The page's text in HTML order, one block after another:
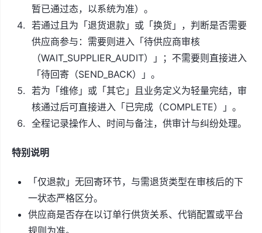
暂已通过态，以系统为准）。
若通过且为「退货退款」或「换货」，判断是否需要
供应商参与：需要则进入「待供应商审核
（WAIT_SUPPLIER_AUDIT）」；不需要则直接进入
「待回寄（SEND_BACK）」。
若为「维修」或「其它」且业务定义为轻量完结，审
核通过后可直接进入「已完成（COMPLETE）」。
全程记录操作人、时间与备注，供审计与纠纷处理。
特别说明
「仅退款」无回寄环节，与需退货类型在审核后的下
一状态严格区分。
供应商是否存在以订单行供货关系、代销配置或平台